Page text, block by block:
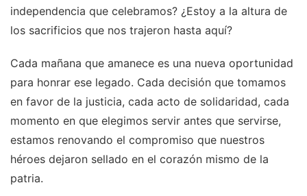
independencia que celebramos? ¿Estoy a la altura de
los sacrificios que nos trajeron hasta aquí?
Cada mañana que amanece es una nueva oportunidad
para honrar ese legado. Cada decisión que tomamos
en favor de la justicia, cada acto de solidaridad, cada
momento en que elegimos servir antes que servirse,
estamos renovando el compromiso que nuestros
héroes dejaron sellado en el corazón mismo de la
patria.